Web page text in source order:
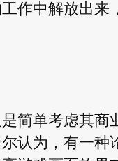
作中解放出来
简单考虑其商
认为，有一种